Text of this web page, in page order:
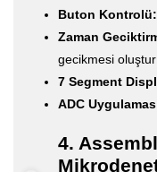
Buton Kontrolü:
Zaman
gecikmesi
7 Segment
ADC
4.